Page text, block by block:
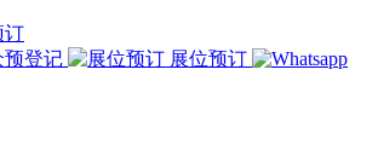
订
预登记
展位预订